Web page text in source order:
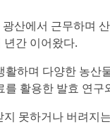
산에서 근무하며
간 이어왔다.
하며 다양한 농
를 활용한 발효 연
못하거나 버려